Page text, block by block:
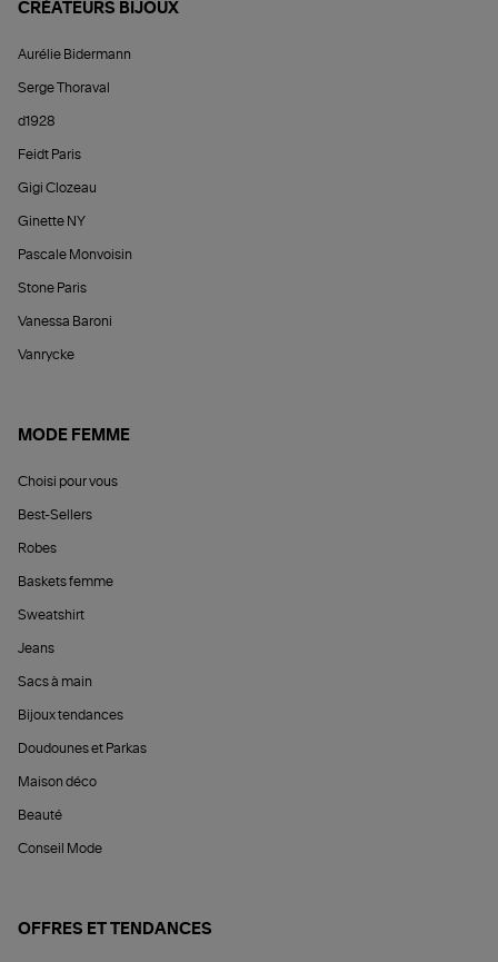
CRÉATEURS BIJOUX
Aurélie Bidermann
Serge Thoraval
d1928
Feidt Paris
Gigi Clozeau
Ginette NY
Pascale Monvoisin
Stone Paris
Vanessa Baroni
Vanrycke
MODE FEMME
Choisi pour vous
Best-Sellers
Robes
Baskets femme
Sweatshirt
Jeans
Sacs à main
Bijoux tendances
Doudounes et Parkas
Maison déco
Beauté
Conseil Mode
OFFRES ET TENDANCES